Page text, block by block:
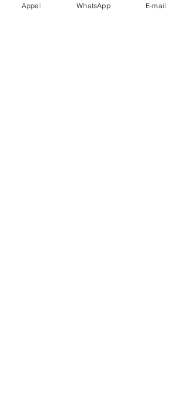
Appel WhatsApp E-mail